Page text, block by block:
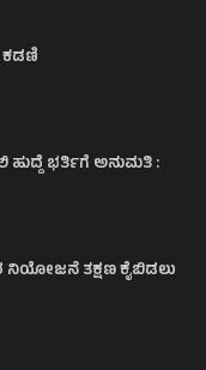
ಹುದ್ದೆ ಭರ್ತಿಗೆ ಅನುಮತಿ :
ನಿಯೋಜನೆ ತಕ್ಷಣ ಕೈಬಿಡಲು